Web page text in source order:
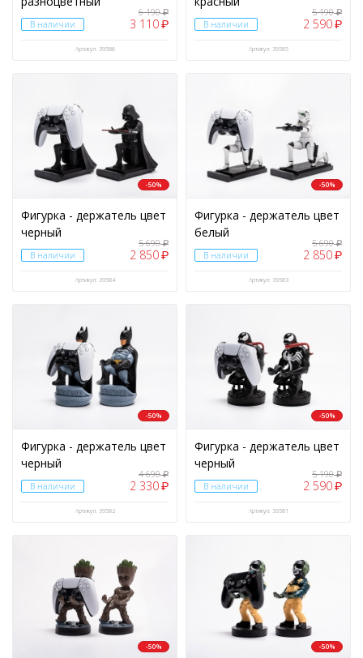
В наличии
6 190₽
3 110₽
Артикул: 39586
В наличии
5 190₽
2 590₽
Артикул: 39585
-50%
Фигурка - держатель цвет
черный
В наличии
5 690₽
2 850₽
Артикул: 39584
-50%
Фигурка - держатель цвет
белый
В наличии
5 690₽
2 850₽
Артикул: 39583
-50%
Фигурка - держатель цвет
черный
В наличии
4 690₽
2 330₽
Артикул: 39582
-50%
Фигурка - держатель цвет
черный
В наличии
5 190₽
2 590₽
Артикул: 39581
-50% -50%